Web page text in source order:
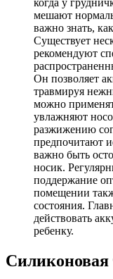
мешают
важно знать,
Существует
рекомендуют
Он позволяет
травмируя
можно
увлажняют
разжижению
предпочитают
важно быть
носик.
поддержание
помещении
состояния.
действовать
ребенку.
Силиконовая